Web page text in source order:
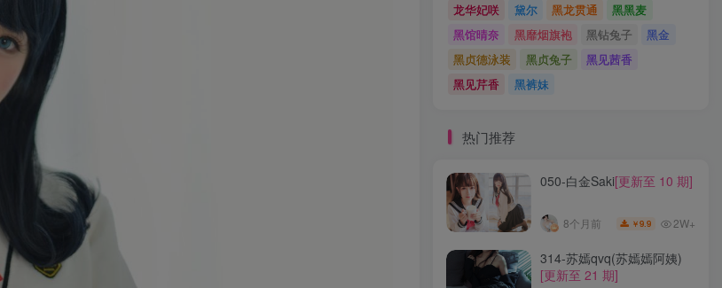
龙华妃咲
黛尔 黑龙贯通
黑黑麦
黑馆晴奈
黑靡烟旗袍 黑钻兔子
黑金
黑贞德泳装
黑贞兔子
黑见茜香
黑见芹香
黑裤妹
热门推荐
050-白金Saki[更新至 10 期]
8个月前 ￥9.9 2W+
314-苏嫣qvq(苏嫣嫣阿姨)
[更新至 21 期]